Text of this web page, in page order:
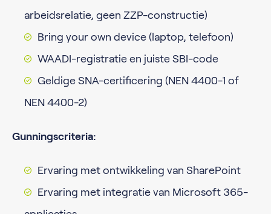
arbeidsrelatie, geen ZZP-constructie)
Bring your own device (laptop, telefoon)
WAADI-registratie en juiste SBI-code
Geldige SNA-certificering (NEN 4400-1 of
NEN 4400-2)
Gunningscriteria:
Ervaring met ontwikkeling van SharePoint
Ervaring met integratie van Microsoft 365-